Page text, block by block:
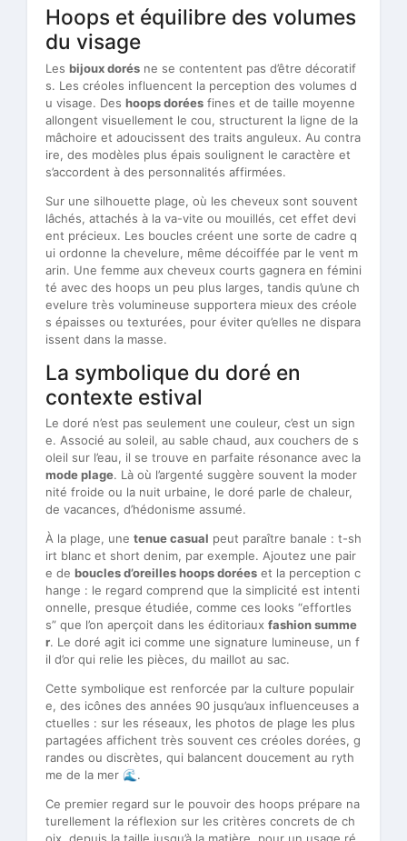
Hoops et équilibre des volumes
du visage
Les bijoux dorés ne se contentent pas d’être décoratif
s. Les créoles influencent la perception des volumes d
u visage. Des hoops dorées fines et de taille moyenne
allongent visuellement le cou, structurent la ligne de la
mâchoire et adoucissent des traits anguleux. Au contra
ire, des modèles plus épais soulignent le caractère et
s’accordent à des personnalités affirmées.
Sur une silhouette plage, où les cheveux sont souvent
lâchés, attachés à la va-vite ou mouillés, cet effet devi
ent précieux. Les boucles créent une sorte de cadre q
ui ordonne la chevelure, même décoiffée par le vent m
arin. Une femme aux cheveux courts gagnera en fémini
té avec des hoops un peu plus larges, tandis qu’une ch
evelure très volumineuse supportera mieux des créole
s épaisses ou texturées, pour éviter qu’elles ne dispara
issent dans la masse.
La symbolique du doré en
contexte estival
Le doré n’est pas seulement une couleur, c’est un sign
e. Associé au soleil, au sable chaud, aux couchers de s
oleil sur l’eau, il se trouve en parfaite résonance avec la
mode plage. Là où l’argenté suggère souvent la moder
nité froide ou la nuit urbaine, le doré parle de chaleur,
de vacances, d’hédonisme assumé.
À la plage, une tenue casual peut paraître banale : t-sh
irt blanc et short denim, par exemple. Ajoutez une pair
e de boucles d’oreilles hoops dorées et la perception c
hange : le regard comprend que la simplicité est intenti
onnelle, presque étudiée, comme ces looks “effortles
s” que l’on aperçoit dans les éditoriaux fashion summe
r. Le doré agit ici comme une signature lumineuse, un f
il d’or qui relie les pièces, du maillot au sac.
Cette symbolique est renforcée par la culture populair
e, des icônes des années 90 jusqu’aux influenceuses a
ctuelles : sur les réseaux, les photos de plage les plus
partagées affichent très souvent ces créoles dorées, g
randes ou discrètes, qui balancent doucement au ryth
me de la mer 🌊.
Ce premier regard sur le pouvoir des hoops prépare na
turellement la réflexion sur les critères concrets de ch